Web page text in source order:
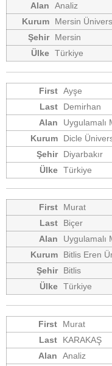
Analiz
Mersin
Mersin
Türkiye
Ayşe
Demirhan
Uygulamalı
Dicle
Diyarbakır
Türkiye
Murat
Biçer
Uygulamalı
Bitlis Eren
Bitlis
Türkiye
Murat
KARAKAŞ
Analiz